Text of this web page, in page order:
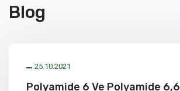
Blog
25.10.2021
Polyamide 6 Ve Polyamide 6,6